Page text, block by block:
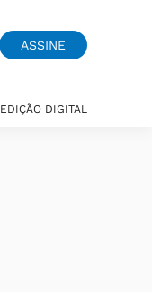
ASSINE
EDIÇÃO DIGITAL